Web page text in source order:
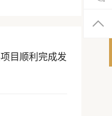
目顺利完成发